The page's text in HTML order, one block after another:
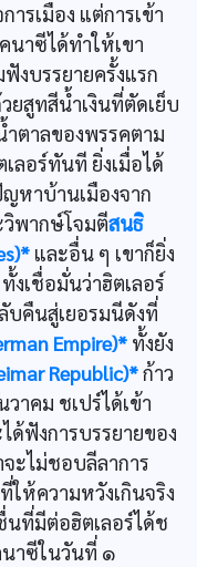
ารเมือง แต่การเข้า
นาซีได้ทำให้เขา
งบรรยายครั้งแรก
ยสูทสีนํ้าเงินที่ตัดเย็บ
าตาลของพรรคตาม
ลอร์ทันที ยิ่งเมื่อได้
หาบ้านเมืองจาก
พากษ์โจมตีสนธิ
และอื่น ๆ เขาก็ยิ่ง
งเชื่อมั่นว่าฮิตเลอร์
บคืนสู่เยอรมนีดังที่
Empire)* ทั้งยัง
Republic)*ก้าว
าคม ชเปร์ได้เข้า
ด้ฟังการบรรยายของ
จะไม่ชอบลีลาการ
ให้ความหวังเกินจริง
นที่มีต่อฮิตเลอร์ได้ช
นาซีในวันที่ ๑